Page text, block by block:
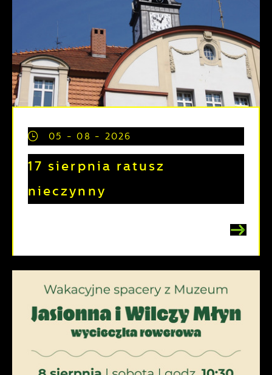
05 - 08 - 2026
17 sierpnia ratusz
nieczynny